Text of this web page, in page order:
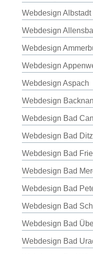
Webdesign Albstadt
Webdesign
Webdesign
Webdesign
Webdesign Aspach
Webdesign
Webdesign Bad
Webdesign Bad
Webdesign Bad
Webdesign Bad
Webdesign Bad
Webdesign Bad
Webdesign Bad
Webdesign Bad